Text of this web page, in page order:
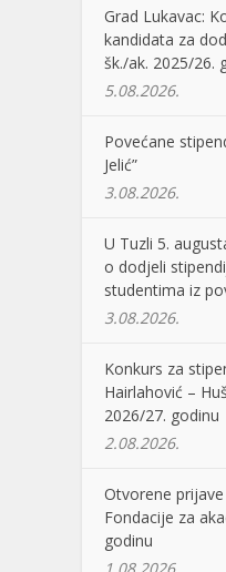
Grad Lukavac:
kandidata za
šk./ak. 2025/26.
5.08.2026.
Povećane
Jelić”
3.08.2026.
U Tuzli 5.
o dodjeli
studentima iz
3.08.2026.
Konkurs za
Hairlahović –
2026/27. godinu
2.08.2026.
Otvorene
Fondacije za
godinu